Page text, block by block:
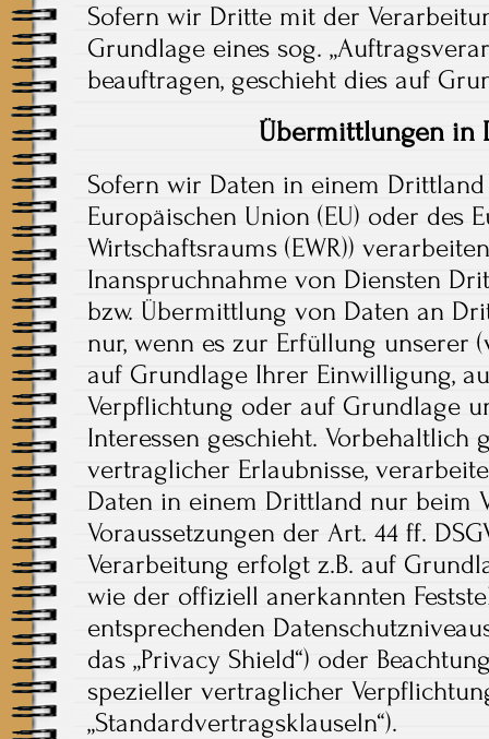
Sofern wir Dritte mit der
Grundlage eines sog.
beauftragen, geschieht dies auf
Übermittlungen in
Sofern wir Daten in einem
Europäischen Union (EU) oder des
Wirtschaftsraums (EWR))
Inanspruchnahme von Diensten
bzw. Übermittlung von Daten an
nur, wenn es zur Erfüllung unserer
auf Grundlage Ihrer Einwilligung,
Verpflichtung oder auf Grundlage
Interessen geschieht. Vorbehaltlich
vertraglicher Erlaubnisse,
Daten in einem Drittland nur beim
Voraussetzungen der Art. 44 ff.
Verarbeitung erfolgt z.B. auf
wie der offiziell anerkannten
entsprechenden
das „Privacy Shield“) oder
spezieller vertraglicher
„Standardvertragsklauseln“).